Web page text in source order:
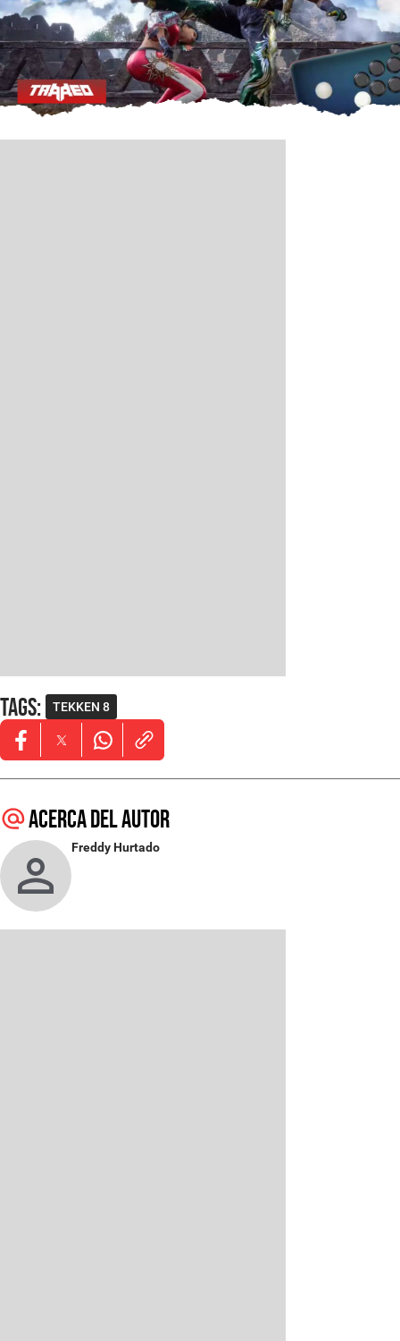
Tags: TEKKEN 8
Opens in new window
Opens in new window
Opens in new window
Acerca del autor
Freddy Hurtado